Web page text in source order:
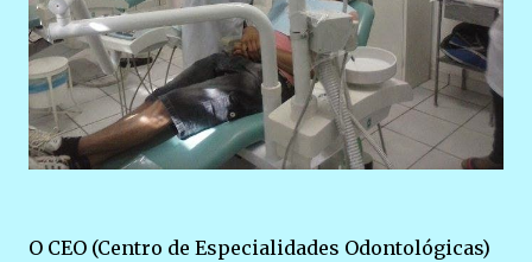
O CEO (Centro de Especialidades Odontológicas)